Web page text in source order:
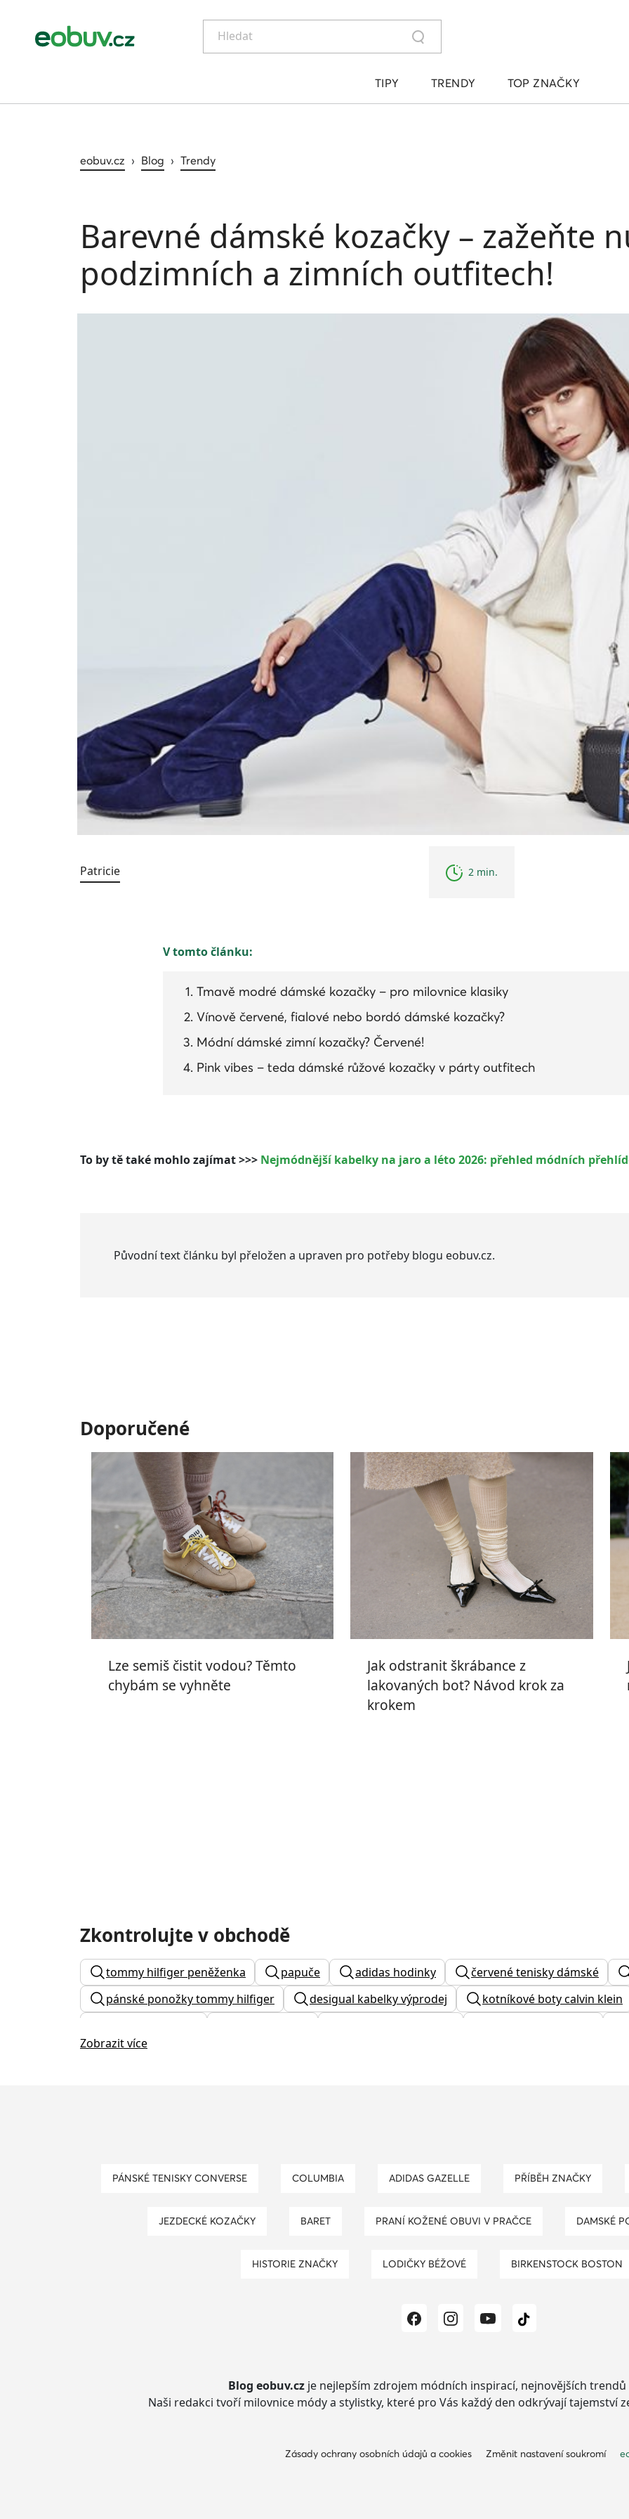
Hledat
TIPY TRENDY TOP ZNAČKY
eobuv.cz › Blog › Trendy
Barevné dámské kozačky – zažeňte
podzimních a zimních outfitech!
Patricie 2 min.
V tomto článku:
Tmavě modré dámské kozačky – pro milovnice klasiky
Vínově červené, fialové nebo bordó dámské kozačky?
Módní dámské zimní kozačky? Červené!
Pink vibes – teda dámské růžové kozačky v párty outfitech
To by tě také mohlo zajímat >>> Nejmódnější kabelky na jaro a léto 2026: přehled módních
Původní text článku byl přeložen a upraven pro potřeby blogu eobuv.cz.
Doporučené
Lze semiš čistit vodou? Těmto
chybám se vyhněte
Jak odstranit škrábance z
lakovaných bot? Návod krok za
krokem
Zkontrolujte v obchodě
tommy hilfiger peněženka papuče adidas hodinky
červené tenisky dámské
pánské ponožky tommy hilfiger
desigual kabelky výprodej
kotníkové boty calvin klein
dámské kozačky tamaris
Zobrazit více
PÁNSKÉ TENISKY CONVERSE COLUMBIA ADIDAS GAZELLE PŘÍBĚH ZNAČKY
JEZDECKÉ KOZAČKY BARET PRANÍ KOŽENÉ OBUVI V PRAČCE DAMSKÉ
HISTORIE ZNAČKY LODIČKY BÉŽOVÉ BIRKENSTOCK BOSTON
Blog eobuv.cz je nejlepším zdrojem módních inspirací, nejnovějších
Naši redakci tvoří milovnice módy a stylistky, které pro Vás každý den odkrývají tajemství
Zásady ochrany osobních údajů a cookies Změnit nastavení soukromí